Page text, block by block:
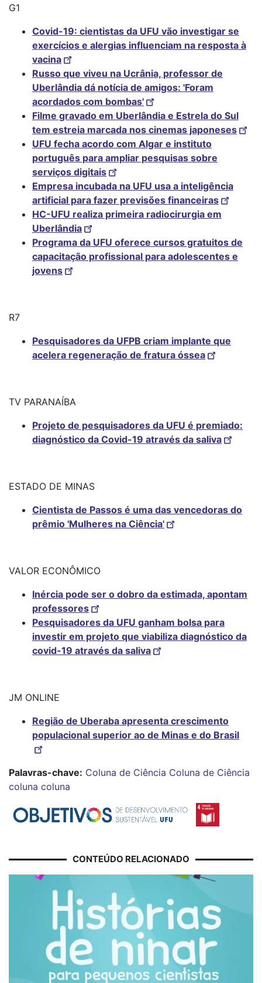
G1
Covid-19: cientistas da UFU vão investigar se
exercícios e alergias influenciam na resposta à
vacina
Russo que viveu na Ucrânia, professor de
Uberlândia dá notícia de amigos: 'Foram
acordados com bombas'
Filme gravado em Uberlândia e Estrela do Sul
tem estreia marcada nos cinemas japoneses
UFU fecha acordo com Algar e instituto
português para ampliar pesquisas sobre
serviços digitais
Empresa incubada na UFU usa a inteligência
artificial para fazer previsões financeiras
HC-UFU realiza primeira radiocirurgia em
Uberlândia
Programa da UFU oferece cursos gratuitos de
capacitação profissional para adolescentes e
jovens
R7
Pesquisadores da UFPB criam implante que
acelera regeneração de fratura óssea
TV PARANAÍBA
Projeto de pesquisadores da UFU é premiado:
diagnóstico da Covid-19 através da saliva
ESTADO DE MINAS
Cientista de Passos é uma das vencedoras do
prêmio 'Mulheres na Ciência'
VALOR ECONÔMICO
Inércia pode ser o dobro da estimada, apontam
professores
Pesquisadores da UFU ganham bolsa para
investir em projeto que viabiliza diagnóstico da
covid-19 através da saliva
JM ONLINE
Região de Uberaba apresenta crescimento
populacional superior ao de Minas e do Brasil
Palavras-chave: Coluna de Ciência Coluna de Ciência
coluna coluna
CONTEÚDO RELACIONADO